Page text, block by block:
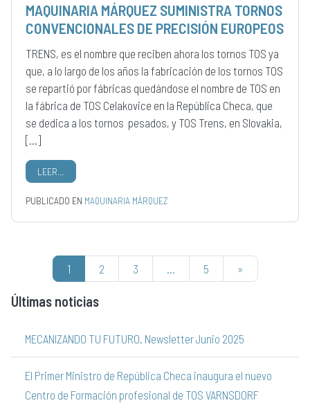
Últimas noticias
MECANIZANDO TU FUTURO. Newsletter Junio 2025
El Primer Ministro de República Checa inaugura el nuevo
Centro de Formación profesional de TOS VARNSDORF
MAQUINARIA MÁRQUEZ SUMINISTRA TORNOS
CONVENCIONALES DE PRECISIÓN EUROPEOS
TRENS, es el nombre que reciben ahora los tornos TOS ya
que, a lo largo de los años la fabricación de los tornos TOS
se repartió por fábricas quedándose el nombre de TOS en
la fábrica de TOS Celakovice en la República Checa, que
se dedica a los tornos pesados, y TOS Trens, en Slovakia,
[…]
LEER…
PUBLICADO EN MAQUINARIA MÁRQUEZ
Navegación de entradas
1 2 3 … 5 »